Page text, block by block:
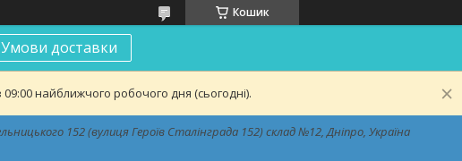
Кошик
Умови доставки
найближчого робочого дня (сьогодні).
152 (вулиця Героїв Сталінграда 152) склад №12, Дніпро, Україна